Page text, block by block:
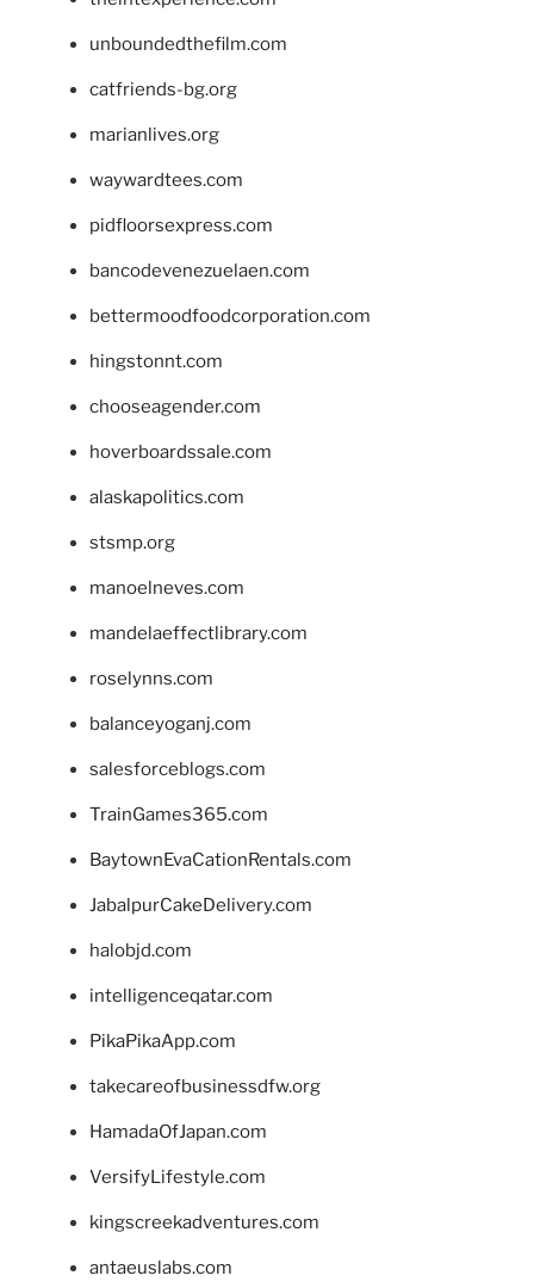
unboundedthefilm.com
catfriends-bg.org
marianlives.org
waywardtees.com
pidfloorsexpress.com
bancodevenezuelaen.com
bettermoodfoodcorporation.com
hingstonnt.com
chooseagender.com
hoverboardssale.com
alaskapolitics.com
stsmp.org
manoelneves.com
mandelaeffectlibrary.com
roselynns.com
balanceyoganj.com
salesforceblogs.com
TrainGames365.com
BaytownEvaCationRentals.com
JabalpurCakeDelivery.com
halobjd.com
intelligenceqatar.com
PikaPikaApp.com
takecareofbusinessdfw.org
HamadaOfJapan.com
VersifyLifestyle.com
kingscreekadventures.com
antaeuslabs.com